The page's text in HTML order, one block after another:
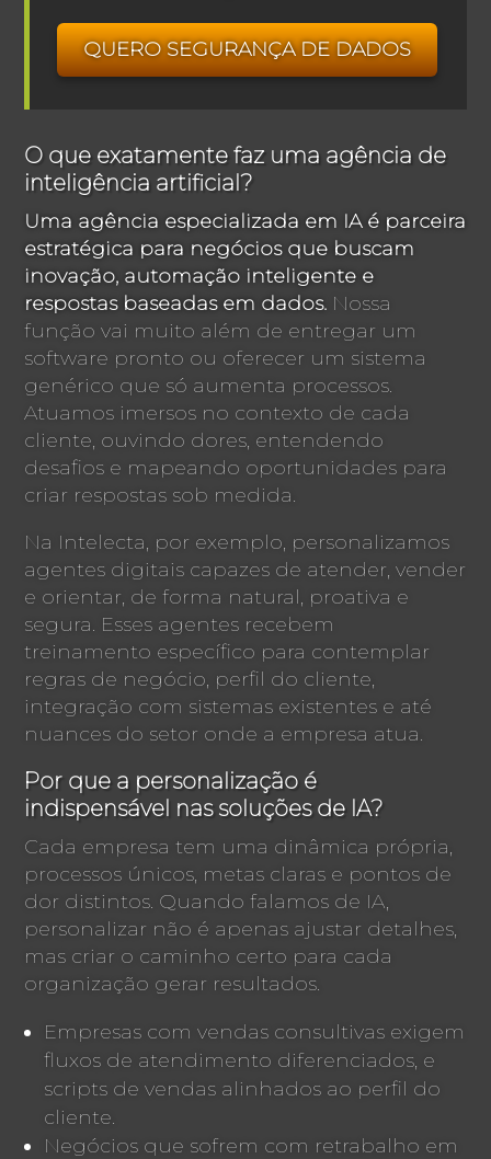
QUERO SEGURANÇA DE DADOS
O que exatamente faz uma agência de
inteligência artificial?
Uma agência especializada em IA é parceira
estratégica para negócios que buscam
inovação, automação inteligente e
respostas baseadas em dados. Nossa
função vai muito além de entregar um
software pronto ou oferecer um sistema
genérico que só aumenta processos.
Atuamos imersos no contexto de cada
cliente, ouvindo dores, entendendo
desafios e mapeando oportunidades para
criar respostas sob medida.
Na Intelecta, por exemplo, personalizamos
agentes digitais capazes de atender, vender
e orientar, de forma natural, proativa e
segura. Esses agentes recebem
treinamento específico para contemplar
regras de negócio, perfil do cliente,
integração com sistemas existentes e até
nuances do setor onde a empresa atua.
Por que a personalização é
indispensável nas soluções de IA?
Cada empresa tem uma dinâmica própria,
processos únicos, metas claras e pontos de
dor distintos. Quando falamos de IA,
personalizar não é apenas ajustar detalhes,
mas criar o caminho certo para cada
organização gerar resultados.
Empresas com vendas consultivas exigem
fluxos de atendimento diferenciados, e
scripts de vendas alinhados ao perfil do
cliente.
Negócios que sofrem com retrabalho em